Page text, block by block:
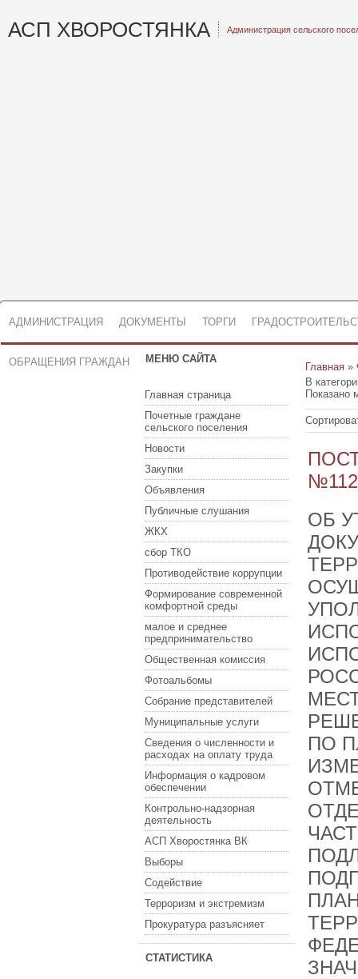
АСП ХВОРОСТЯНКА Администрация сельского
АДМИНИСТРАЦИЯ ДОКУМЕНТЫ ТОРГИ
ОБРАЩЕНИЯ ГРАЖДАН МЕНЮ САЙТА
Главная страница
Почетные граждане
сельского поселения
Новости
Закупки
Объявления
Публичные слушания
ЖКХ
сбор ТКО
Противодействие коррупции
Формирование современной
комфортной среды
малое и среднее
предпринимательство
Общественная комиссия
Фотоальбомы
Собрание представителей
Муниципальные услуги
Сведения о численности и
расходах на оплату труда
Информация о кадровом
обеспечении
Контрольно-надзорная
деятельность
АСП Хворостянка ВК
Выборы
Содействие
Терроризм и экстремизм
Прокуратура разъясняет
СТАТИСТИКА
Главная »
В
Показано
№112
ОБ
ПО